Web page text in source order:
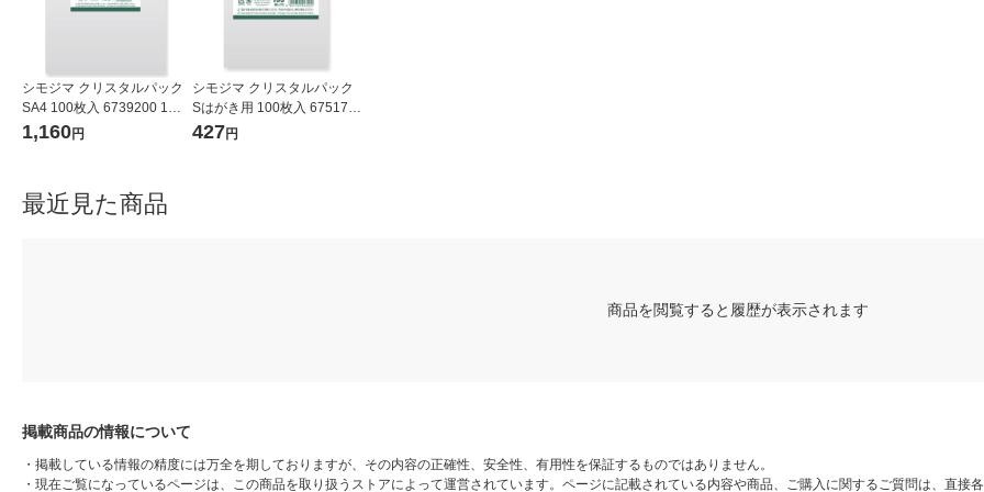
シモジマ クリスタルパック
SA4 100枚入 6739200 1袋
(100枚入)
1,160円
シモジマ クリスタルパック
Sはがき用 100枚入 675170
0 1袋(100枚入)
427円
最近見た商品
商品を閲覧すると履歴が表示されます
掲載商品の情報について
・ 掲載している情報の精度には万全を期しておりますが、その内容の正確性、安全性、有用性を保証するものではありません。
・ 現在ご覧になっているページは、この商品を取り扱うストアによって運営されています。ページに記載されている内容や商品、ご購入に関するご質問は、直接